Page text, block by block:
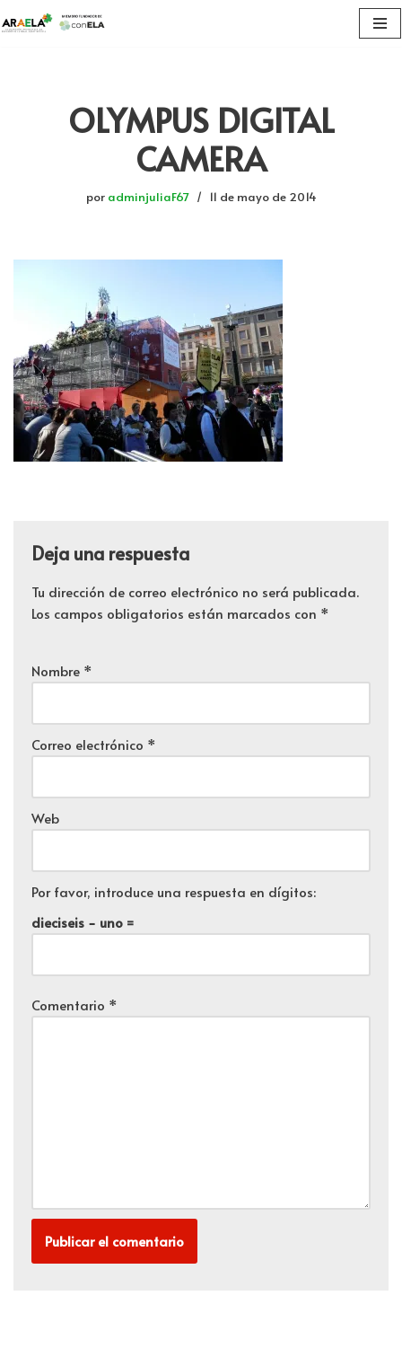
OLYMPUS DIGITAL
CAMERA
por adminjuliaF67 11 de mayo de 2014
Deja una respuesta
Tu dirección de correo electrónico no será publicada.
Los campos obligatorios están marcados con *
Nombre *
Correo electrónico *
Web
Por favor, introduce una respuesta en dígitos:
dieciseis − uno =
Comentario *